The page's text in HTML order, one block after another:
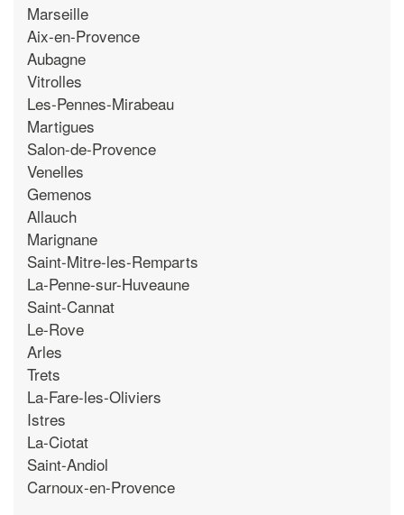
Marseille
Aix-en-Provence
Aubagne
Vitrolles
Les-Pennes-Mirabeau
Martigues
Salon-de-Provence
Venelles
Gemenos
Allauch
Marignane
Saint-Mitre-les-Remparts
La-Penne-sur-Huveaune
Saint-Cannat
Le-Rove
Arles
Trets
La-Fare-les-Oliviers
Istres
La-Ciotat
Saint-Andiol
Carnoux-en-Provence